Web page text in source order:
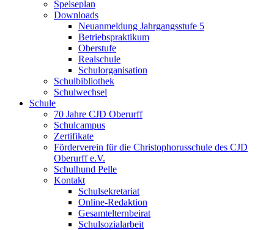
Speiseplan
Downloads
Neuanmeldung Jahrgangsstufe 5
Betriebspraktikum
Oberstufe
Realschule
Schulorganisation
Schulbibliothek
Schulwechsel
Schule
70 Jahre CJD Oberurff
Schulcampus
Zertifikate
Förderverein für die Christophorusschule des CJD
Oberurff e.V.
Schulhund Pelle
Kontakt
Schulsekretariat
Online-Redaktion
Gesamtelternbeirat
Schulsozialarbeit